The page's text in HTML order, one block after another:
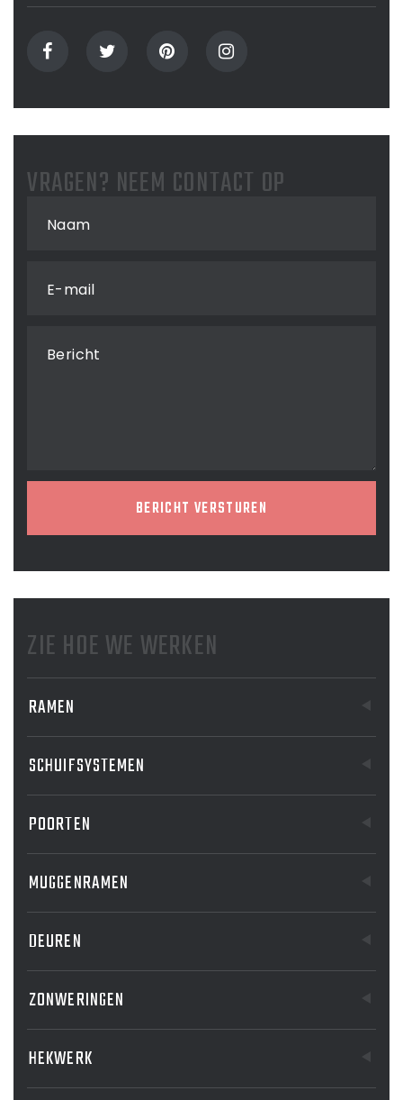
VRAGEN? NEEM CONTACT OP
Naam
E-mail
Bericht
BERICHT VERSTUREN
ZIE HOE WE WERKEN
RAMEN
SCHUIFSYSTEMEN
POORTEN
MUGGENRAMEN
DEUREN
ZONWERINGEN
HEKWERK